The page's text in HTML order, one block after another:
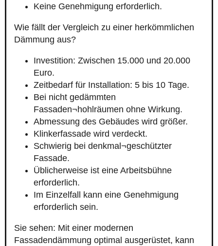
Keine Genehmigung erforderlich.
Wie fällt der Vergleich zu einer herkömmlichen
Dämmung aus?
Investition: Zwischen 15.000 und 20.000
Euro.
Zeitbedarf für Installation: 5 bis 10 Tage.
Bei nicht gedämmten
Fassaden¬hohlräumen ohne Wirkung.
Abmessung des Gebäudes wird größer.
Klinkerfassade wird verdeckt.
Schwierig bei denkmal¬geschützter
Fassade.
Üblicherweise ist eine Arbeitsbühne
erforderlich.
Im Einzelfall kann eine Genehmigung
erforderlich sein.
Sie sehen: Mit einer modernen
Fassadendämmung optimal ausgerüstet, kann